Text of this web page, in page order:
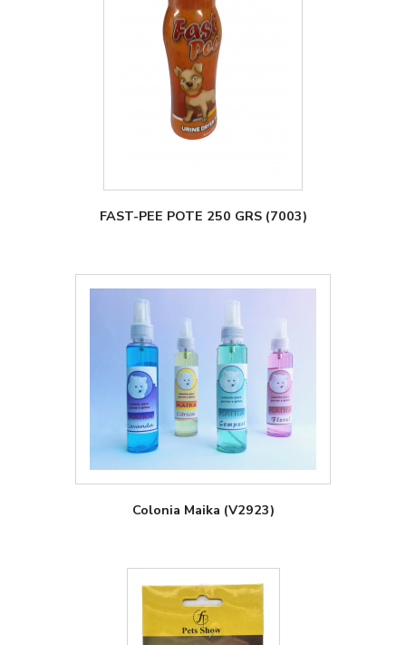
FAST-PEE POTE 250 GRS (7003)
Colonia Maika (V2923)